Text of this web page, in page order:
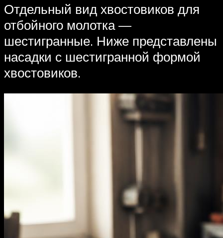
Отдельный вид хвостовиков для
отбойного молотка —
шестигранные. Ниже представлены
насадки с шестигранной формой
хвостовиков.